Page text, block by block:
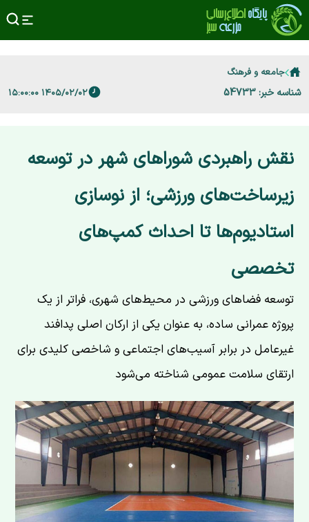
جامعه و فرهنگ
شناسه خبر: 54733 ۱۴۰۵/۰۲/۰۲ ۱۵:۰۰:۰۰
نقش راهبردی شوراهای شهر در توسعه
زیرساخت‌های ورزشی؛ از نوسازی
استادیوم‌ها تا احداث کمپ‌های
تخصصی
توسعه فضاهای ورزشی در محیط‌های شهری، فراتر از یک
پروژه عمرانی ساده، به عنوان یکی از ارکان اصلی پدافند
غیرعامل در برابر آسیب‌های اجتماعی و شاخصی کلیدی برای
ارتقای سلامت عمومی شناخته می‌شود